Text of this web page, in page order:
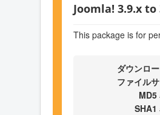
Joomla! 3.9.x
This package is for
ダウンロ
ファイル
MD5
SHA1